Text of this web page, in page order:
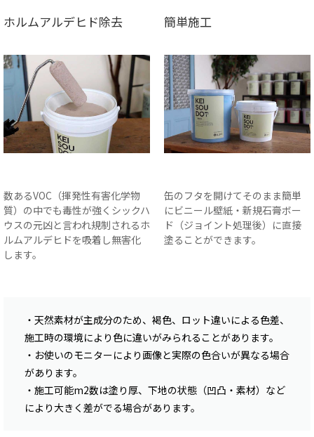
ホルムアルデヒド除去
数あるVOC（揮発性有害化学物
質）の中でも毒性が強くシックハ
ウスの元凶と言われ規制されるホ
ルムアルデヒドを吸着し無害化
します。
簡単施工
缶のフタを開けてそのまま簡単
にビニール壁紙・新規石膏ボー
ド（ジョイント処理後）に直接
塗ることができます。
・天然素材が主成分のため、褐色、ロット違いによる色差、
施工時の環境により色に違いがみられることがあります。
・お使いのモニターにより画像と実際の色合いが異なる場合
があります。
・施工可能m2数は塗り厚、下地の状態（凹凸・素材）など
により大きく差がでる場合があります。